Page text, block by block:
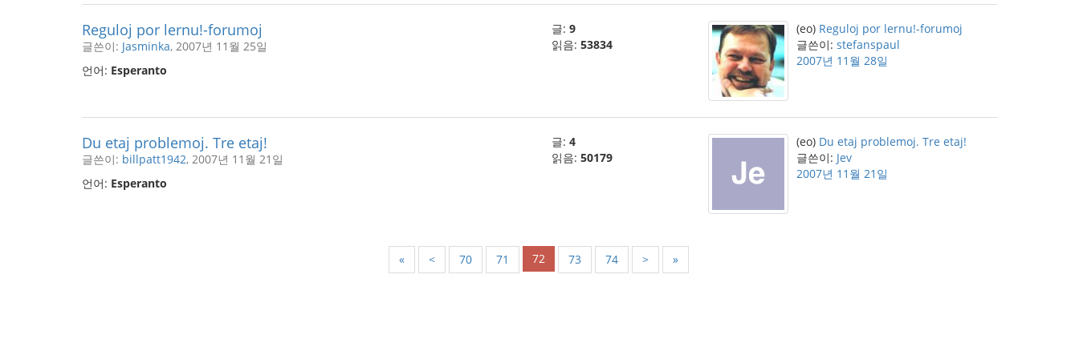
Reguloj por lernu!-forumoj
글쓴이: Jasminka, 2007년 11월 25일
언어: Esperanto
글: 9
읽음: 53834
(eo) Reguloj por lernu!-forumoj
글쓴이: stefanspaul
2007년 11월 28일
Du etaj problemoj. Tre etaj!
글쓴이: billpatt1942, 2007년 11월 21일
언어: Esperanto
글: 4
읽음: 50179
(eo) Du etaj problemoj. Tre etaj!
글쓴이: Jev
2007년 11월 21일
« < 70 71 72 73 74 > »